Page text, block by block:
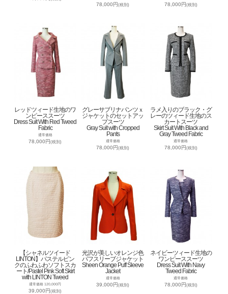
78,000円(税別) 78,000円 (税別)
レッドツィード生地のワ
ンピーススーツ
Dress Suit With Red Tweed
Fabric
通常価格
78,000円(税別)
グレーサブリナパンツｘ
ジャケットのセットアッ
プスーツ
Gray Suit with Cropped
Pants
通常価格
78,000円(税別)
ラメ入りのブラック・グ
レーのツィード生地のス
カートスーツ
Skirt Suit With Black and
Gray Tweed Fabric
通常価格
78,000円(税別)
【シャネルツイード
LINTON】パステルピン
クのふわふわソフトスカ
ート/Pastel Pink Soft Skirt
with LINTON Tweed
通常価格 120,000円
39,000円(税別)
光沢が美しいオレンジ色
パフスリーブジャケット
Sheen Orange Puff Sleeve
Jacket
通常価格
39,000円(税別)
ネイビーツィード生地の
ワンピーススーツ
Dress Suit With Navy
Tweed Fabric
通常価格
78,000円(税別)